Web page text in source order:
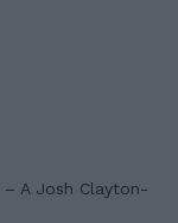
A Josh Clayton-